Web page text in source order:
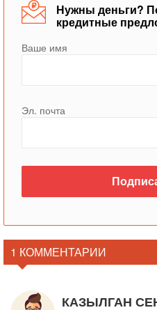
Нужны деньги?
кредитные
Ваше имя
Эл. почта
1 КОММЕНТАРИИ
КАЗЫЛГАН